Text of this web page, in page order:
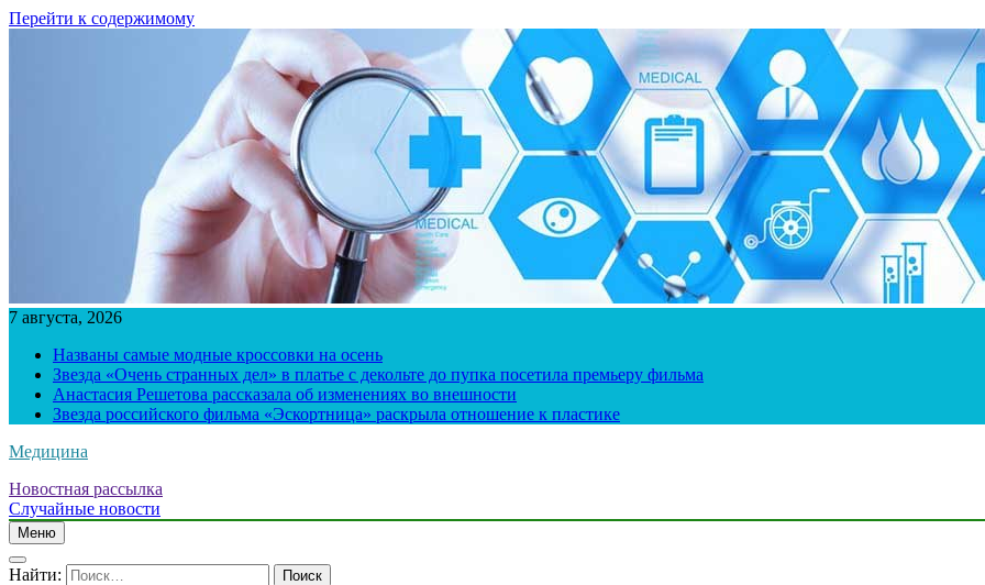
Перейти к содержимому
7 августа, 2026
Названы самые модные кроссовки на осень
Звезда «Очень странных дел» в платье с декольте до пупка посетила премьеру фильма
Анастасия Решетова рассказала об изменениях во внешности
Звезда российского фильма «Эскортница» раскрыла отношение к пластике
Медицина
Новостная рассылка
Случайные новости
Меню
Найти: